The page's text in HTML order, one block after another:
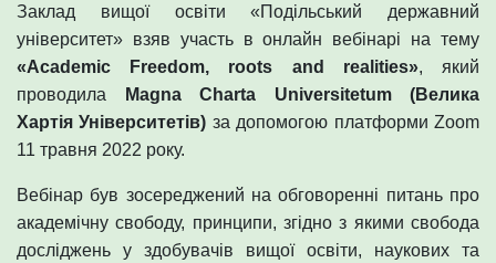
Заклад вищої освіти «Подільський державний
університет» взяв участь в онлайн вебінарі на тему
«Academic Freedom, roots and realities», який
проводила
Magna Charta Universitetum (Велика
Хартія Університетів) за допомогою платформи Zoom
11 травня 2022 року.
Вебінар був зосереджений на обговоренні питань про
академічну свободу, принципи, згідно з якими свобода
досліджень у здобувачів вищої освіти, наукових та